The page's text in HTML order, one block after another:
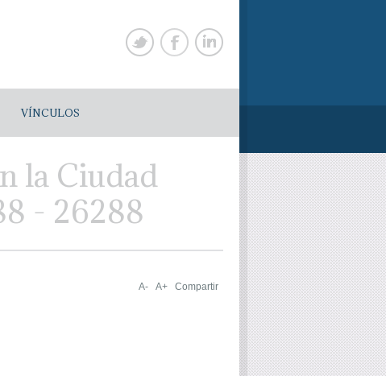
VÍNCULOS
la Ciudad
- 26288
A- A+ Compartir